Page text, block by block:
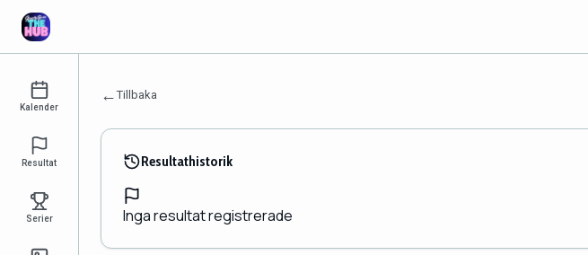
Kalender
Resultat
Serier
←Tillbaka
Resultathistorik
Inga resultat registrerade